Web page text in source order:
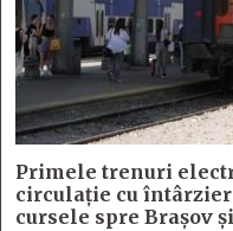
Primele trenuri
circulație cu
cursele spre Brașov